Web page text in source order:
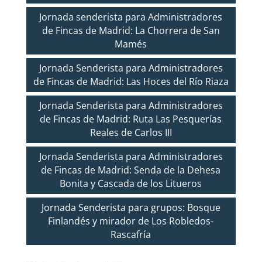
Jornada senderista para Administradores
de Fincas de Madrid: La Chorrera de San
Mamés
Jornada Senderista para Administradores
de Fincas de Madrid: Las Hoces del Río Riaza
Jornada Senderista para Administradores
de Fincas de Madrid: Ruta Las Pesquerías
Reales de Carlos III
Jornada Senderista para Administradores
de Fincas de Madrid: Senda de la Dehesa
Bonita y Cascada de los Litueros
Jornada Senderista para grupos: Bosque
Finlandés y mirador de Los Robledos-
Rascafría